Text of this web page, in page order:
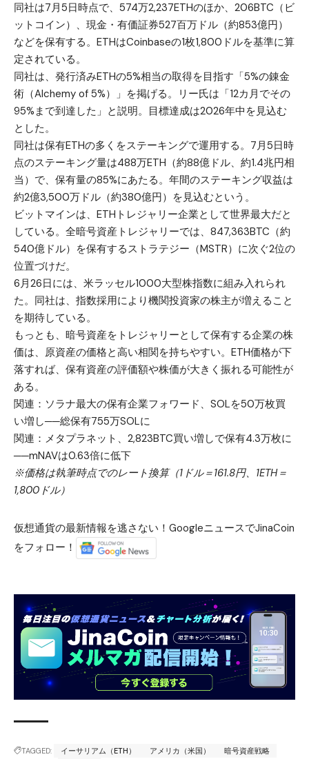
同社は7月5日時点で、574万2,237ETHのほか、206BTC（ビ
ットコイン）、現金・有価証券527百万ドル（約853億円）
などを保有する。ETHはCoinbaseの1枚1,800ドルを基準に算
定されている。
同社は、発行済みETHの5%相当の取得を目指す「5%の錬金
術（Alchemy of 5%）」を掲げる。リー氏は「12カ月でその
95%まで到達した」と説明。目標達成は2026年中を見込む
とした。
同社は保有ETHの多くをステーキングで運用する。7月5日時
点のステーキング量は488万ETH（約88億ドル、約1.4兆円相
当）で、保有量の85%にあたる。年間のステーキング収益は
約2億3,500万ドル（約380億円）を見込むという。
ビットマインは、ETHトレジャリー企業として世界最大だと
している。全暗号資産トレジャリーでは、847,363BTC（約
540億ドル）を保有するストラテジー（MSTR）に次ぐ2位の
位置づけだ。
6月26日には、米ラッセル1000大型株指数に組み入れられ
た。同社は、指数採用により機関投資家の株主が増えること
を期待している。
もっとも、暗号資産をトレジャリーとして保有する企業の株
価は、原資産の価格と高い相関を持ちやすい。ETH価格が下
落すれば、保有資産の評価額や株価が大きく振れる可能性が
ある。
関連： ソラナ最大の保有企業フォワード、SOLを50万枚買
い増し──総保有755万SOLに
関連： メタプラネット、2,823BTC買い増しで保有4.3万枚に
──mNAVは0.63倍に低下
※価格は執筆時点でのレート換算（1ドル＝161.8円、1ETH＝
1,800ドル）
仮想通貨の最新情報を逃さない！GoogleニュースでJinaCoin
をフォロー！
TAGGED: イーサリアム（ETH） アメリカ（米国）
暗号資産戦略